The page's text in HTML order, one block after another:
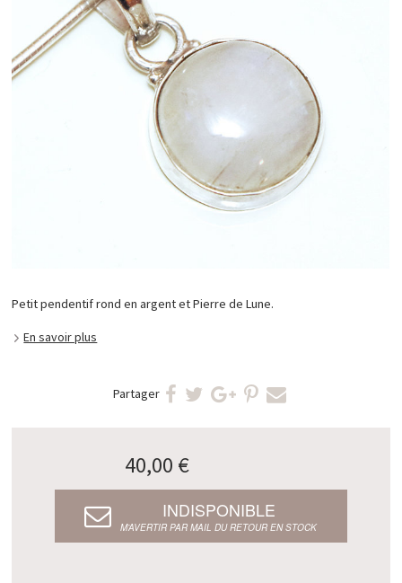
Petit pendentif rond en argent et Pierre de Lune.
En savoir plus
Partager
40,00 €
INDISPONIBLE
M’AVERTIR PAR MAIL DU RETOUR EN STOCK